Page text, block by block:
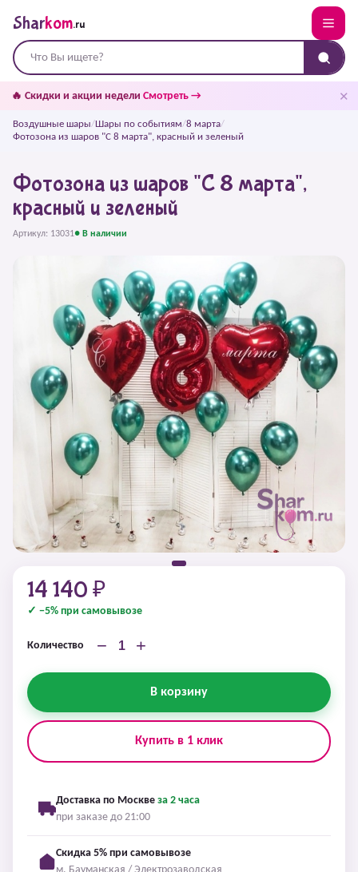
Sharkom.ru
🔥 Скидки и акции недели Смотреть → ✕
Воздушные шары/Шары по событиям/8 марта/
Фотозона из шаров "С 8 марта", красный и зеленый
Фотозона из шаров "С 8 марта",
красный и зеленый
Артикул: 13031● В наличии
14 140 ₽
✓ −5% при самовывозе
Количество − +
В корзину
Купить в 1 клик
Доставка по Москве за 2 часа
при заказе до 21:00
Скидка 5% при самовывозе